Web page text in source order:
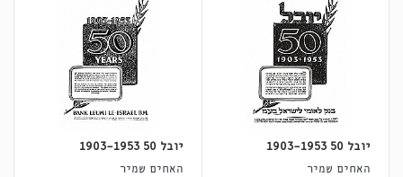
יובל 50 1903-1953
האחים שמיר
יובל 50 1903-1953
האחים שמיר